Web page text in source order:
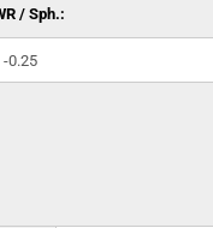
/ Sph.: